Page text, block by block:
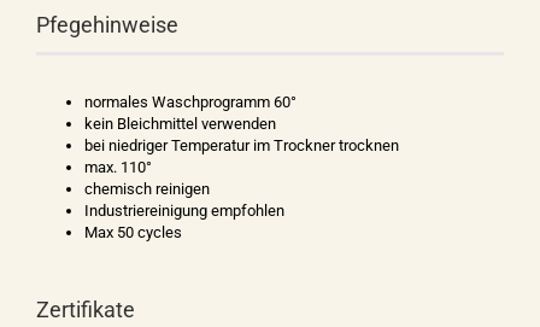
Pfegehinweise
normales Waschprogramm 60°
kein Bleichmittel verwenden
bei niedriger Temperatur im Trockner trocknen
max. 110°
chemisch reinigen
Industriereinigung empfohlen
Max 50 cycles
Zertifikate